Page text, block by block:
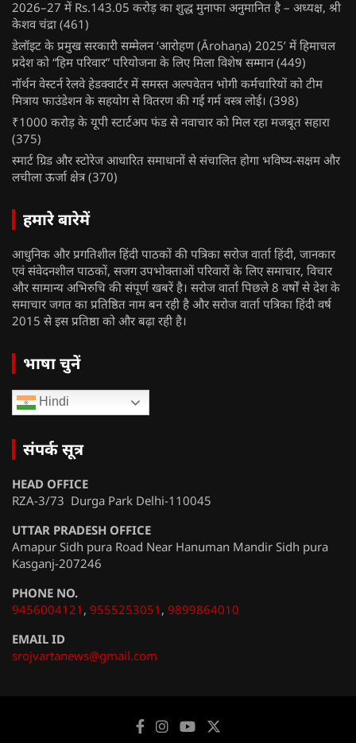
2026–27 में Rs.143.05 करोड़ का शुद्ध मुनाफा अनुमानित है – अध्यक्ष, श्री
केशव चंद्रा (461)
डेलॉइट के प्रमुख सरकारी सम्मेलन ‘आरोहण (Ārohaṇa) 2025’ में हिमाचल
प्रदेश को “हिम परिवार” परियोजना के लिए मिला विशेष सम्मान (449)
नॉर्थन वेस्टर्न रेलवे हेडक्वार्टर में समस्त अल्पवेतन भोगी कर्मचारियों को टीम
मित्राय फाउंडेशन के सहयोग से वितरण की गई गर्म वस्त्र लोई। (398)
₹1000 करोड़ के यूपी स्टार्टअप फंड से नवाचार को मिल रहा मजबूत सहारा
(375)
स्मार्ट ग्रिड और स्टोरेज आधारित समाधानों से संचालित होगा भविष्य-सक्षम और
लचीला ऊर्जा क्षेत्र (370)
हमारे बारेमें
आधुनिक और प्रगतिशील हिंदी पाठकों की पत्रिका सरोज वार्ता हिंदी, जानकार
एवं संवेदनशील पाठकों, सजग उपभोक्ताओं परिवारों के लिए समाचार, विचार
और सामान्य अभिरुचि की संपूर्ण खबरें है। सरोज वार्ता पिछले 8 वर्षों से देश के
समाचार जगत का प्रतिष्ठित नाम बन रही है और सरोज वार्ता पत्रिका हिंदी वर्ष
2015 से इस प्रतिष्ठा को और बढ़ा रही है।
भाषा चुनें
Hindi
संपर्क सूत्र
HEAD OFFICE
RZA-3/73 Durga Park Delhi-110045
UTTAR PRADESH OFFICE
Amapur Sidh pura Road Near Hanuman Mandir Sidh pura
Kasganj-207246
PHONE NO.
9456004121 , 9555253051 , 9899864010
EMAIL ID
srojvartanews@gmail.com